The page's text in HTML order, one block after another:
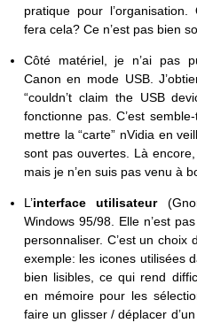
pratique pour
fera cela? Ce n’est pas bien
Côté matériel, je n’ai pas
Canon en mode USB.
“couldn’t claim the USB
fonctionne pas. C’est
mettre la “carte” nVidia en
sont pas ouvertes. Là
mais je n’en suis pas venu à
L’interface utilisateur
Windows 95/98. Elle n’est
personnaliser. C’est un
exemple: les icones utilisées
bien lisibles, ce qui rend
en mémoire pour les
faire un glisser / déplacer